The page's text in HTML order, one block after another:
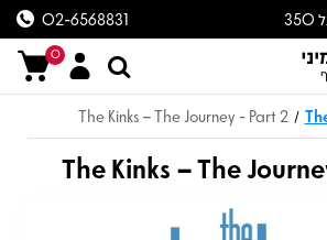
משלוח חינם עד הבית מעל 350
02-6568831
0
/
The Kinks – The Journey - Part 2
The Kinks – The